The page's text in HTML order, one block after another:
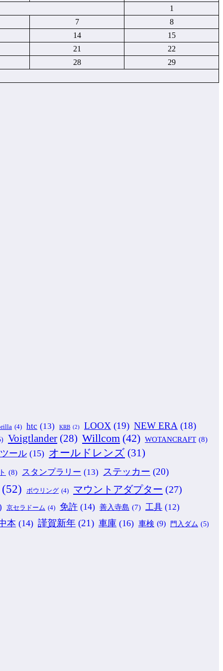
1
7
8
14
15
21
22
28
29
(4) htc (13) KRB (2) LOOX (19) NEW ERA (18)
Voigtlander (28) Willcom (42) WOTANCRAFT (8)
ール (15) オールドレンズ (31)
(8) スタンプラリー (13) ステッカー (20)
(52) ボウリング (4) マウントアダプター (27)
京セラドーム (4) 免許 (14) 善入寺島 (7) 工具 (12)
本 (14) 謹賀新年 (21) 車庫 (16) 車検 (9) 門入ダム (5)